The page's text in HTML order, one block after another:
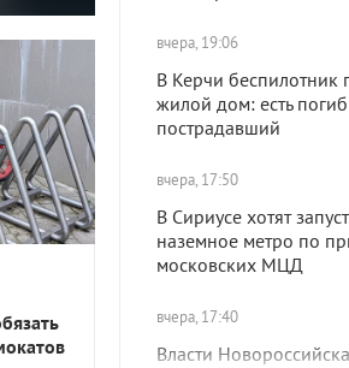
вчера, 19:06
В Керчи беспилотник
жилой дом: есть
пострадавший
вчера, 17:50
В Сириусе хотят
наземное метро по
московских МЦД
вчера, 17:40
Власти Новороссийска